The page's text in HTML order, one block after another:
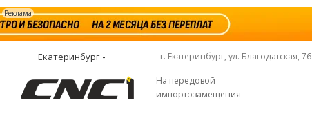
Реклама
Екатеринбург г. Екатеринбург, ул. Благодатская, 76
На передовой
импортозамещения